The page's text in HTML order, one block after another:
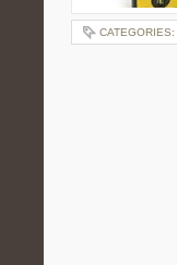
CATEGORIES: